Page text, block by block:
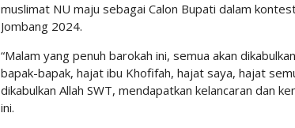
muslimat NU maju sebagai Calon Bupati dalam
Jombang 2024.
“Malam yang penuh barokah ini, semua akan
bapak-bapak, hajat ibu Khofifah, hajat saya, hajat
dikabulkan Allah SWT, mendapatkan kelancaran dan
ini.